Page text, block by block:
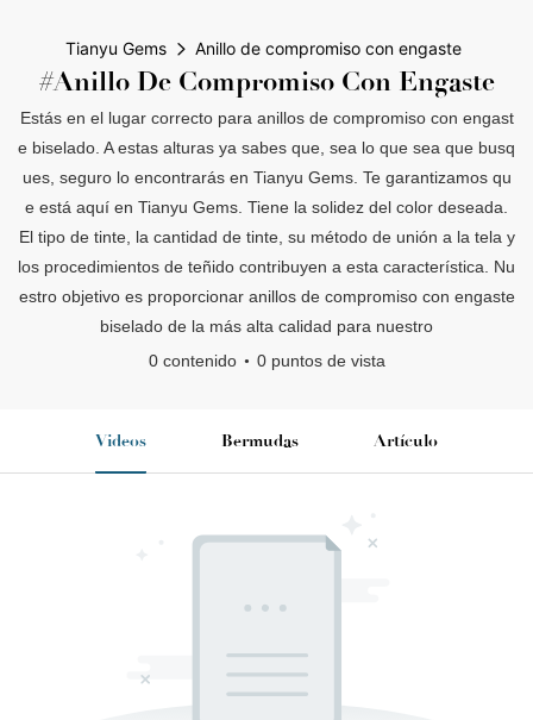
Tianyu Gems Anillo de compromiso con engaste
#Anillo De Compromiso Con Engaste
Estás en el lugar correcto para anillos de compromiso con engast
e biselado. A estas alturas ya sabes que, sea lo que sea que busq
ues, seguro lo encontrarás en Tianyu Gems. Te garantizamos qu
e está aquí en Tianyu Gems. Tiene la solidez del color deseada.
El tipo de tinte, la cantidad de tinte, su método de unión a la tela y
los procedimientos de teñido contribuyen a esta característica. Nu
estro objetivo es proporcionar anillos de compromiso con engaste
biselado de la más alta calidad para nuestro
0 contenido
0 puntos de vista
Videos Bermudas Artículo